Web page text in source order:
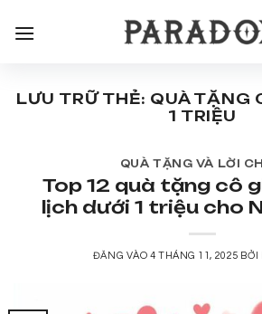
qua
LƯU TRỮ THẺ: QUÀ TẶNG
1 TRIỆU
QUÀ TẶNG VÀ LỜI
Top 12 quà tặng cô
lịch dưới 1 triệu cho
ĐĂNG VÀO 4 THÁNG 11, 2025 BỞI